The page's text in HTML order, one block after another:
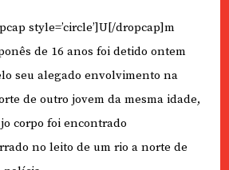
style=’circle’]U[/dropcap]m
de 16 anos foi detido ontem
seu alegado envolvimento na
de outro jovem da mesma idade,
corpo foi encontrado
no leito de um rio a norte de